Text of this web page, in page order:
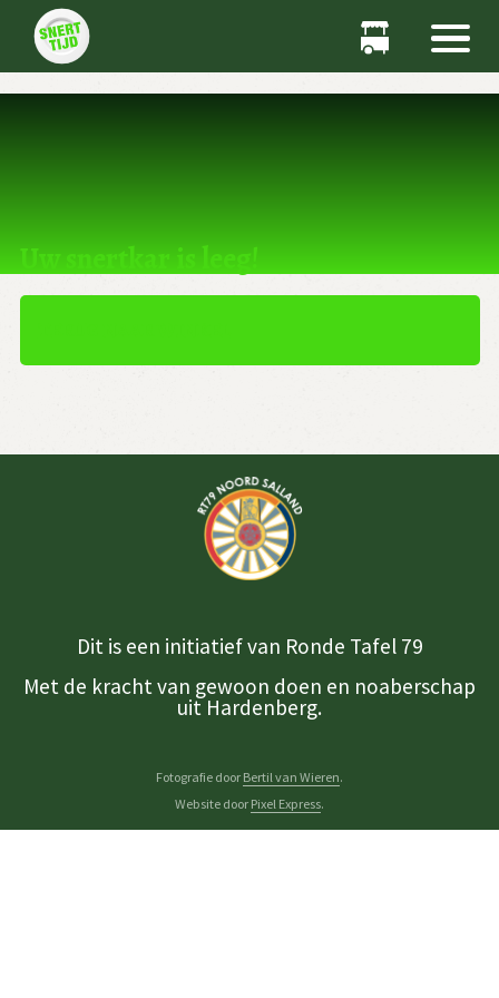
Dit product kan niet worden gekocht.
Uw snertkar is leeg!
Dit is een initiatief van Ronde Tafel 79
Met de kracht van gewoon doen en noaberschap
uit Hardenberg.
Fotografie door Bertil van Wieren.
Website door Pixel Express.